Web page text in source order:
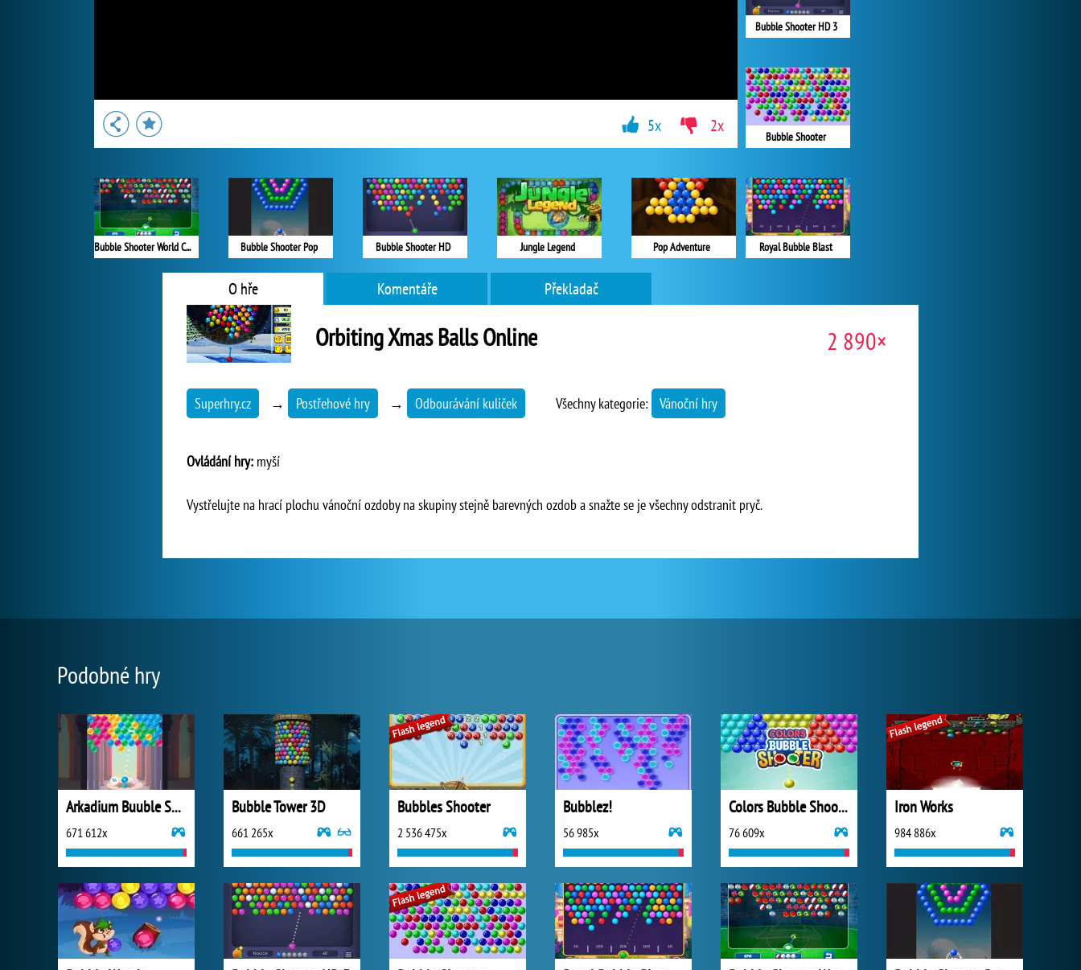
Bubble Shooter HD 3
Bubble Shooter
Royal Bubble Blast
Bubble Shooter World Cup Bubble Shooter Pop Bubble Shooter HD Jungle Legend Pop Adventure
5x 2x
O hře Komentáře Překladač
Orbiting Xmas Balls Online 2 890×
Superhry.cz → Postřehové hry → Odbourávání kuliček Všechny kategorie: Vánoční hry
Ovládání hry: myší
Vystřelujte na hrací plochu vánoční ozdoby na skupiny stejně barevných ozdob a snažte se je všechny odstranit pryč.
Podobné hry
Arkadium Buuble Shooter
671 612x
Bubble Tower 3D
661 265x
Bubbles Shooter
2 536 475x
Bubblez!
56 985x
Colors Bubble Shooter
76 609x
Iron Works
984 886x